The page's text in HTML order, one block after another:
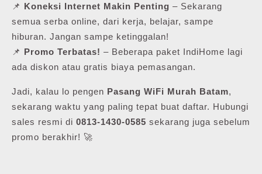
📌 Koneksi Internet Makin Penting – Sekarang
semua serba online, dari kerja, belajar, sampe
hiburan. Jangan sampe ketinggalan!
📌 Promo Terbatas! – Beberapa paket IndiHome lagi
ada diskon atau gratis biaya pemasangan.
Jadi, kalau lo pengen Pasang WiFi Murah Batam,
sekarang waktu yang paling tepat buat daftar. Hubungi
sales resmi di 0813-1430-0585 sekarang juga sebelum
promo berakhir! 🚀